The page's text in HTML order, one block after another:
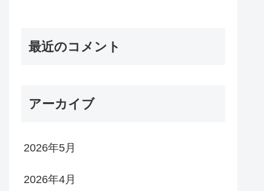
最近のコメント
アーカイブ
2026年5月
2026年4月